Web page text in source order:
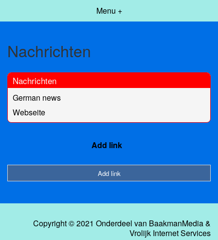
Menu +
Nachrichten
Nachrichten
German news
Webseite
Add link
Add link
Copyright © 2021 Onderdeel van BaakmanMedia&
Vrolijk Internet Services